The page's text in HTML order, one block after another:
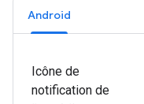
Android
Icône de
notification de